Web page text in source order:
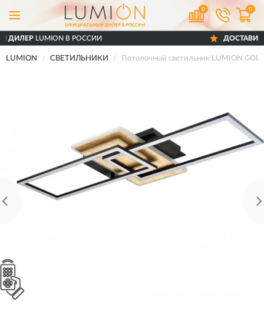
0 0
ДИЛЕРLUMION В РОССИИ
LUMION СВЕТИЛЬНИКИ Потолочный светильник LUMION